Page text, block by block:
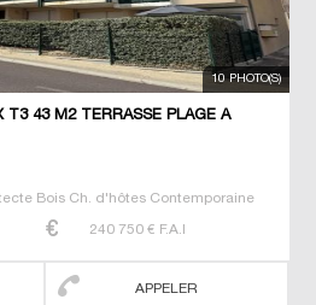
10 PHOTO(S)
T3 43 M2 TERRASSE PLAGE À
Bois Ch. d'hôtes Contemporaine
240 750 € F.A.I
APPELER